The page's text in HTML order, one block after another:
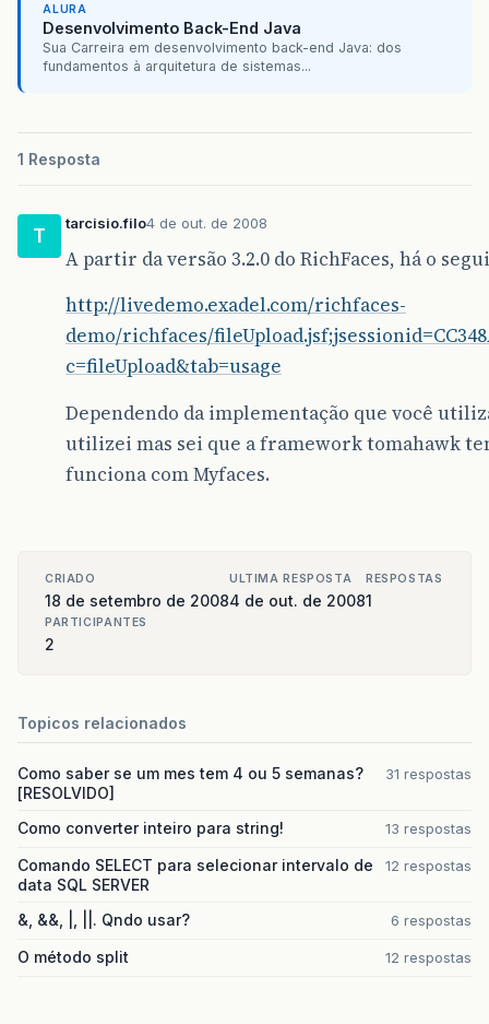
ALURA
Desenvolvimento Back-End Java
Sua Carreira em desenvolvimento back-end Java: dos
fundamentos à arquitetura de sistemas...
1 Resposta
T
tarcisio.filo4 de out. de 2008
A partir da versão 3.2.0 do RichFaces, há o
http://livedemo.exadel.com/richfaces-
demo/richfaces/
c=fileUpload&tab=usage
Dependendo da implementação que você
utilizei mas sei que a framework tomahawk
funciona com Myfaces.
CRIADO
18 de setembro de 2008
ULTIMA RESPOSTA
4 de out. de 2008
RESPOSTAS
1
PARTICIPANTES
2
Topicos relacionados
Como saber se um mes tem 4 ou 5 semanas?
[RESOLVIDO]
31 respostas
Como converter inteiro para string! 13 respostas
Comando SELECT para selecionar intervalo de
data SQL SERVER
12 respostas
&, &&, |, ||. Qndo usar? 6 respostas
O método split 12 respostas